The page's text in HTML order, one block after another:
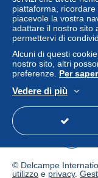
piattaforma,
piacevole la vostra
adattare il nostro sito
permettervi di
Alcuni di questi
nostro sito, altri
preferenze. Per
Vedere di più
Un sito sicuro
© Delcampe
utilizzo e privacy.